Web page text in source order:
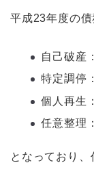
平成23年度の債
自己破産
特定調停
個人再生
任意整理
となっており、